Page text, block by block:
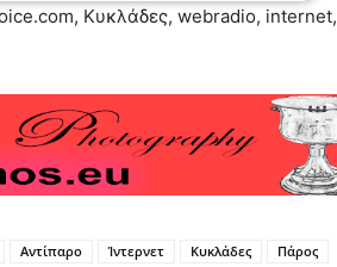
Κυκλάδες, webradio, internet,
Αντίπαρο Ίντερνετ Κυκλάδες
Πάρος